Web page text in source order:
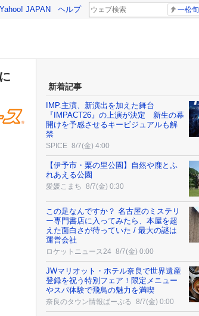
Yahoo! JAPAN ヘルプ 一松旬
に
新着記事
IMP.主演、新演出を加えた舞台
『IMPACT26』の上演が決定 新生の幕
開けを予感させるキービジュアルも解
禁
SPICE 8/7(金) 4:00
【伊予市・栗の里公園】自然や鹿とふ
れあえる公園
愛媛こまち 8/7(金) 0:30
この足なんですか？ 名古屋のミステリ
ー専門書店に入ってみたら、本屋を超
えた面白さが待っていた / 最大の謎は
運営会社
ロケットニュース24 8/7(金) 0:00
JWマリオット・ホテル奈良で世界遺産
登録を祝う特別フェア！限定メニュー
やスパ体験で飛鳥の魅力を満喫
奈良のタウン情報ぱーぷる 8/7(金) 0:00